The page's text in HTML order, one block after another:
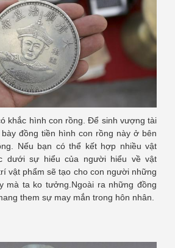
khắc hình con rồng. Để sinh vượng tài
đồng tiền hình con rồng này ở bên
Nếu bạn có thể kết hợp nhiều vật
dưới sự hiểu của người hiểu về vật
vật phẩm sẽ tạo cho con người những
mà ta ko tưởng.Ngoài ra những đồng
them sự may mắn trong hôn nhân.